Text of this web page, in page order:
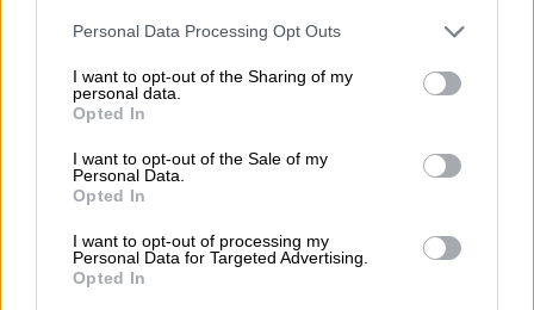
Please note that this website/app uses one or more Google
not limited to your visit or usage behaviour. You may click to
grant or deny consent to Google and its third-party tags to
use your data for below specified purposes in below Google
consent section.
Personal Data Processing Opt Outs
I want to opt-out of the Sharing of my
personal data.
Opted In
I want to opt-out of the Sale of my
Personal Data.
Opted In
I want to opt-out of processing my
Personal Data for Targeted Advertising.
Opted In
«Έχουμε φίλους που έρχονται από την
Ευρώπη, που βρίσκονται στο σπίτι και
φεύγουν αύριο, φοβούνται λίγο», δήλωσε
Γαλλικό Πρακτορείο Ειδήσεων (AFP)
Ελβίρα Μπούτσι
, που είχε πάει να παραλάβει